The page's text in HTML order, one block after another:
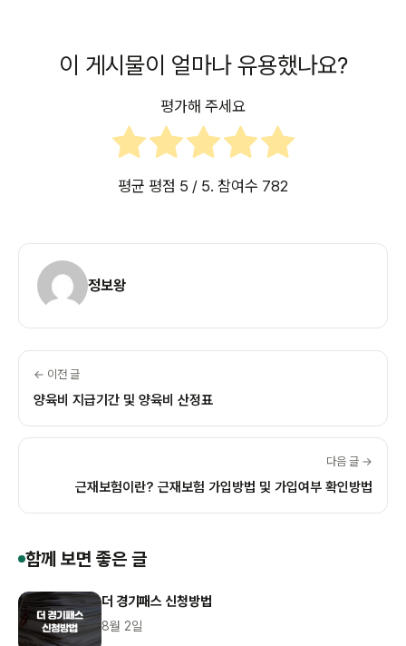
이 게시물이 얼마나 유용했나요?
평가해 주세요
평균 평점 5 / 5. 참여수 782
정보왕
← 이전 글
양육비 지급기간 및 양육비 산정표
다음 글 →
근재보험이란? 근재보험 가입방법 및 가입여부 확인방법
함께 보면 좋은 글
더 경기패스 신청방법
8월 2일